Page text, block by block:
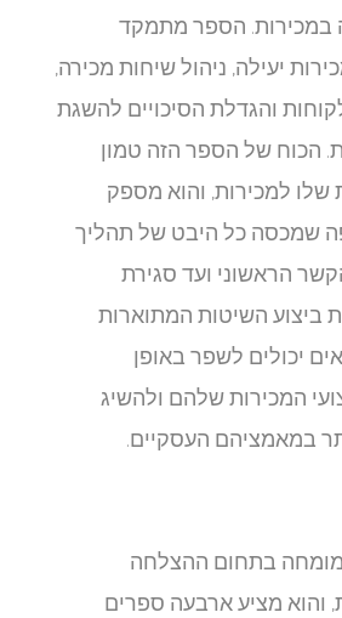
הספר מתמקד
יעילה, ניהול שיחות מכירה,
והגדלת הסיכויים להשגת
הכוח של הספר הזה טמון
למכירות, והוא מספק
שמכסה כל היבט של תהליך
הראשוני ועד סגירת
השיטות המתוארות
יכולים לשפר באופן
המכירות שלהם ולהשיג
במאמציהם העסקיים.
בתחום ההצלחה
מציע ארבעה ספרים